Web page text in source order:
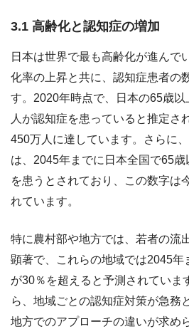
3.1 高齢化と認知症の増加
日本は世界で最も高齢化が進んで
化率の上昇と共に、認知症患者の
す。2020年時点で、日本の65歳
人が認知症を患っていると推定さ
450万人に達しています。さらに
は、2045年までに日本全国で65
を患うとされており、この数字は
れています。
特に農村部や地方では、若者の流
顕著で、これらの地域では2045年
が30％を超えると予測されていま
ら、地域ごとの認知症対策が急務
地方でのアプローチの違いが求め